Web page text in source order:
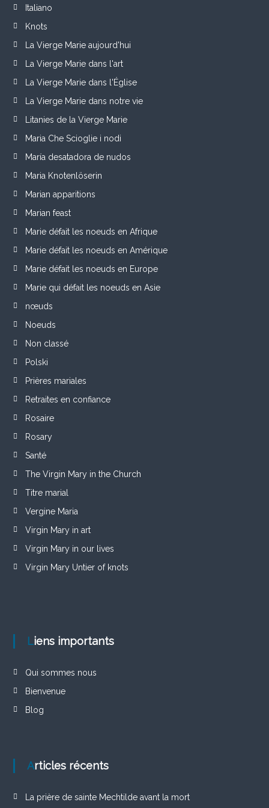
Italiano
Knots
La Vierge Marie aujourd'hui
La Vierge Marie dans l'art
La Vierge Marie dans l'Église
La Vierge Marie dans notre vie
Litanies de la Vierge Marie
Maria Che Scioglie i nodi
María desatadora de nudos
Maria Knotenlöserin
Marian apparitions
Marian feast
Marie défait les noeuds en Afrique
Marie défait les noeuds en Amérique
Marie défait les noeuds en Europe
Marie qui défait les noeuds en Asie
nœuds
Noeuds
Non classé
Polski
Prières mariales
Retraites en confiance
Rosaire
Rosary
Santé
The Virgin Mary in the Church
Titre marial
Vergine Maria
Virgin Mary in art
Virgin Mary in our lives
Virgin Mary Untier of knots
Liens importants
Qui sommes nous
Bienvenue
Blog
Articles récents
La prière de sainte Mechtilde avant la mort